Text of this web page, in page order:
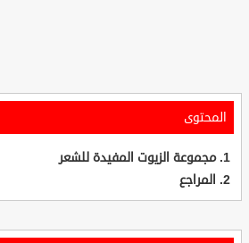
المحتوى
مجموعة الزيوت المفيدة للشعر
المراجع